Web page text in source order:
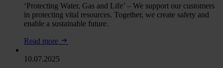
‘Protecting Water, Gas and Life’ – We support our customers
in protecting vital resources. Together, we create safety and
enable a sustainable future.
Read more
10.07.2025